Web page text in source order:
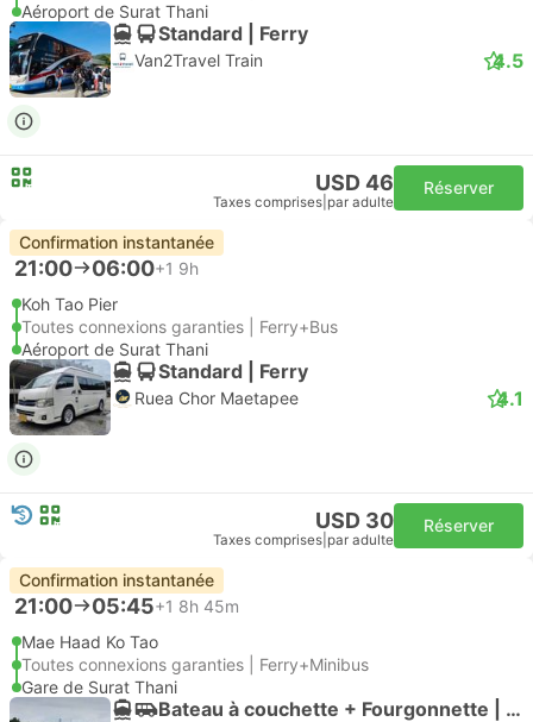
Aéroport de Surat Thani
Standard | Ferry
Van2Travel Train 4.5
USD 46
Taxes comprises par adulte
Réserver
Confirmation instantanée
21:00 06:00+1 9h
Koh Tao Pier
Toutes connexions garanties | Ferry+Bus
Aéroport de Surat Thani
Standard | Ferry
Ruea Chor Maetapee 4.1
USD 30
Taxes comprises par adulte
Réserver
Confirmation instantanée
21:00 05:45+1 8h 45m
Mae Haad Ko Tao
Toutes connexions garanties | Ferry+Minibus
Gare de Surat Thani
Bateau à couchette + Fourgonnette | Ferry